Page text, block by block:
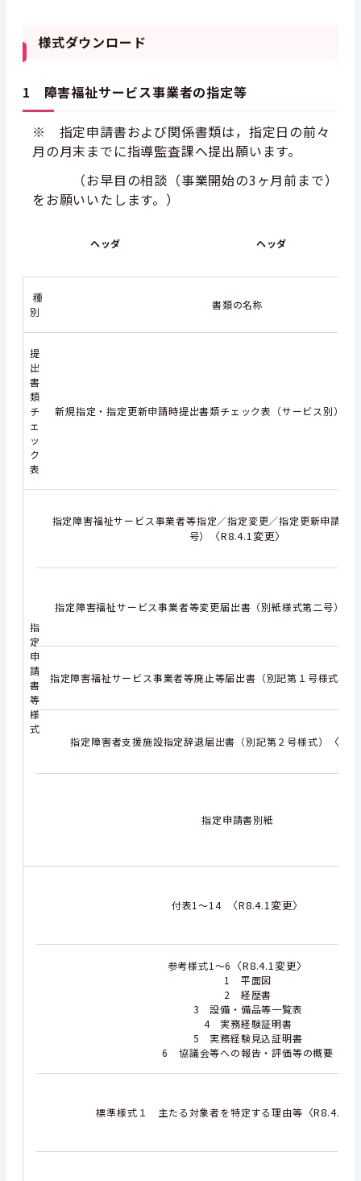
様式ダウンロード
1 障害福祉サービス事業者の指定等
※ 指定申請書および関係書類は， 指定日の前々
月の月末までに指導監査課へ提出願います。
（お早目の相談（事業開始の3ヶ月前まで）
をお願いいたします。）
ヘッダ ヘッダ
種
別
書類の名称
提
出
書
類
チ
ェ
ッ
ク
表
新規指定・指定更新申請時提出書類チェック表（サービス別）
指
定
申
請
書
等
様
式
指定障害福祉サービス事業者等指定／指定変更／指定更新申請書
号）
〈R8.4.1変更〉
指定障害福祉サービス事業者等変更届出書（別紙様式第二号）
指定障害福祉サービス事業者等廃止等届出書（別記第１号様式）
指定障害者支援施設指定辞退届出書（別記第２号様式） 〈
指定申請書別紙
付表1～14〈R8.4.1変更〉
参考様式1～6 〈R8.4.1変更〉
1 平面図
2 経歴書
3 設備・備品等一覧表
4 実務経験証明書
5 実務経験見込証明書
6 協議会等への報告・評価等の概要
標準様式１ 主たる対象者を特定する理由等 〈R8.4.1